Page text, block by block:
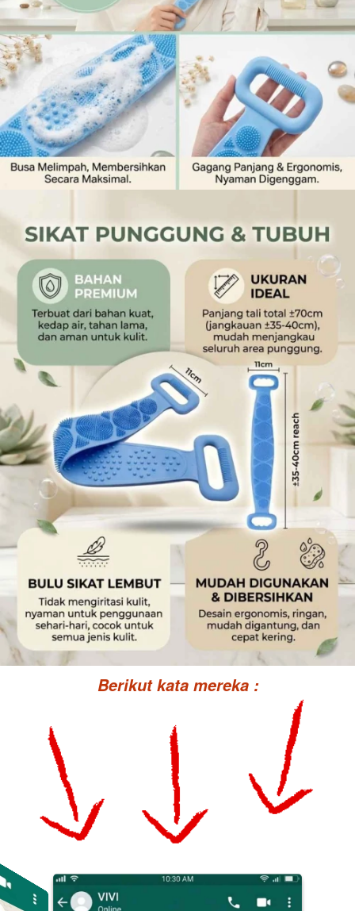
Berikut kata mereka :